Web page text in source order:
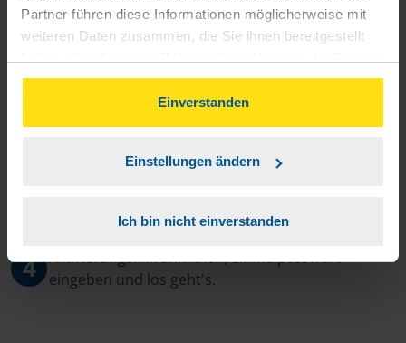
Partner führen diese Informationen möglicherweise mit
weiteren Daten zusammen, die Sie ihnen bereitgestellt
gesammelt haben. Indem Sie auf Einverstanden klicken,
können Sie der Verwendung von Cookies, gemäß
unserer
Einverstanden
Einstellungen ändern
Ich bin nicht einverstanden
1
wollen.
2 Sie bekommen eine E-Mail mit Ihren Zugangsdaten
4
Aktivierungslink anklicken, Einmalpasswort
eingeben und los geht's.